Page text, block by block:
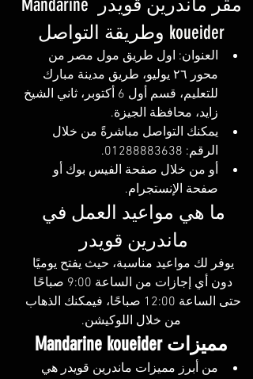
مقر ماندرين قويدر Mandarine
koueider وطريقة التواصل
العنوان: اول طريق مول مصر من
محور ٢٦ يوليو، طريق مدينة مبارك
للتعليم، قسم أول 6 أكتوبر، ثاني الشيخ
زايد، محافظة الجيزة.
يمكنك التواصل مباشرةً من خلال
الرقم: 01288883638.
أو من خلال صفحة الفيس بوك أو
صفحة الإنستجرام.
ما هي مواعيد العمل في
ماندرين قويدر
يوفر لك مواعيد مناسبة، حيث يفتح يوميًا
دون أي إجازات من الساعة 9:00 صباحًا
حتى الساعة 12:00 صباحًا، فيمكنك الذهاب
من خلال اللوكيشن.
مميزات Mandarine koueider
من أبرز مميزات ماندرين قويدر هي